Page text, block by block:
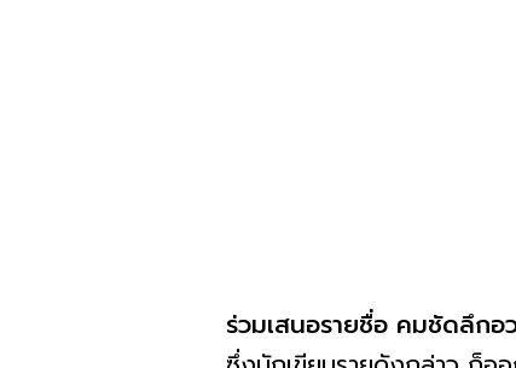
ร่วมเสนอรายชื่อ คมชัดลึก